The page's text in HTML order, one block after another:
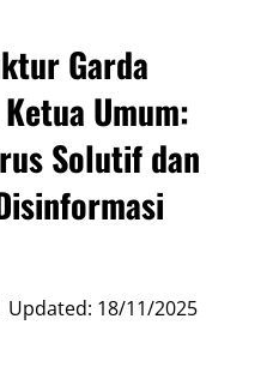
Garda
Umum:
Solutif dan
18/11/2025